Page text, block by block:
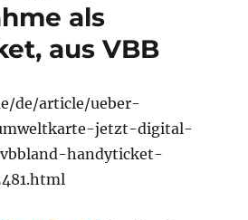
als
aus VBB
de/article/ueber-
jetzt-digital-
handyticket-